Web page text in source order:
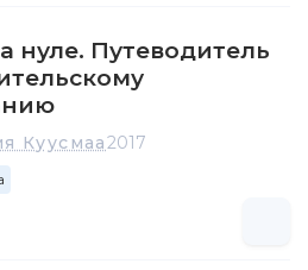
нуле. Путеводитель
Куусмаа2017